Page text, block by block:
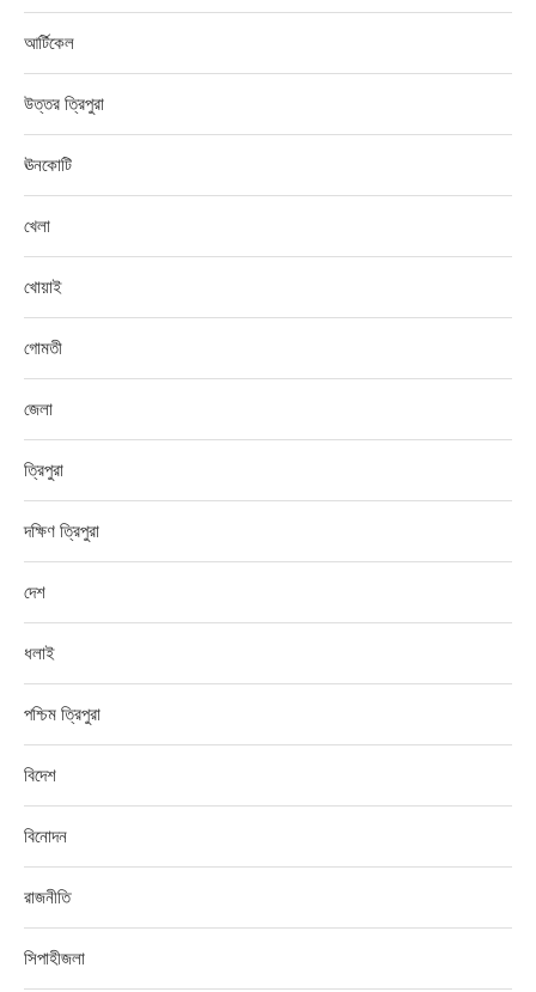
আর্টিকেল
উত্তর ত্রিপুরা
ঊনকোটি
খেলা
খোয়াই
গোমতী
জেলা
ত্রিপুরা
দক্ষিণ ত্রিপুরা
দেশ
ধলাই
পশ্চিম ত্রিপুরা
বিদেশ
বিনোদন
রাজনীতি
সিপাহীজলা